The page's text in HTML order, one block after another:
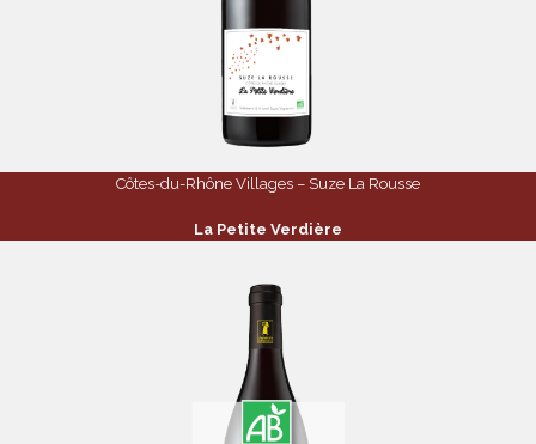
Côtes-du-Rhône Villages – Suze La Rousse
La Petite Verdière